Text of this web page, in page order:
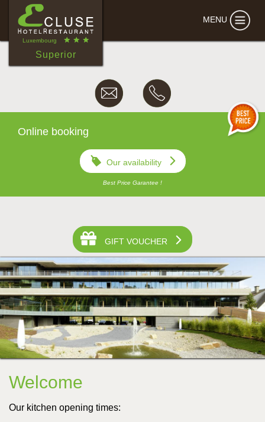
Luxembourg
Superior
MENU
Online booking
Our availability
Best Price Garantee !
GIFT VOUCHER
•••
Welcome
Our kitchen opening times: